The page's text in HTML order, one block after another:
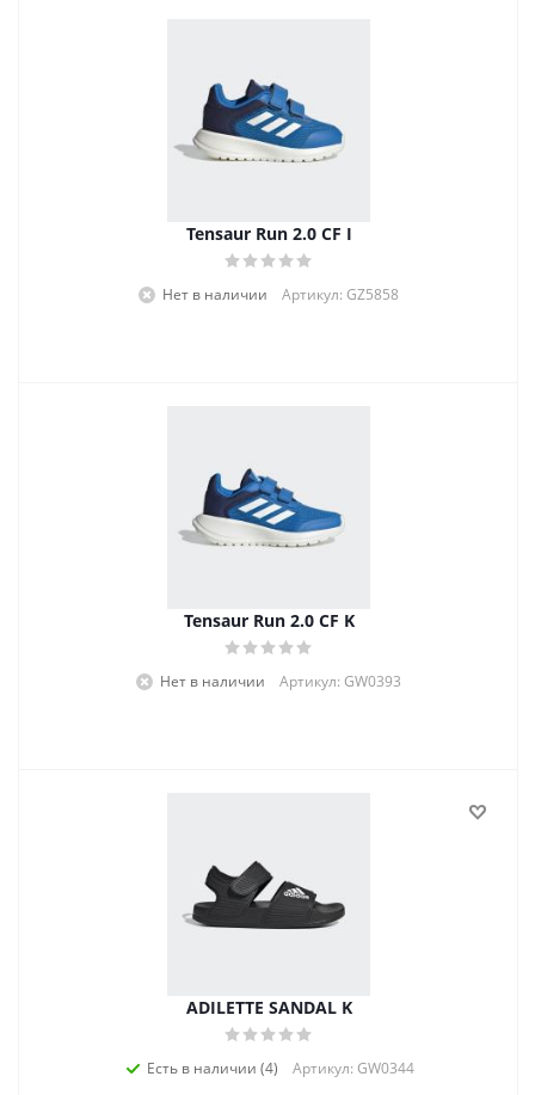
Tensaur Run 2.0 CF I
Нет в наличии Артикул: GZ5858
Tensaur Run 2.0 CF K
Нет в наличии Артикул: GW0393
ADILETTE SANDAL K
Есть в наличии (4) Артикул: GW0344